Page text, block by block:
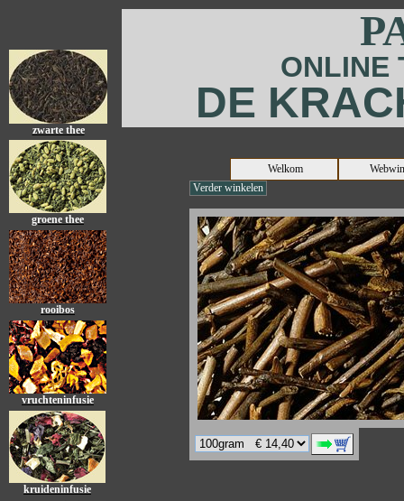
kruideninfusie
ONLINE
DE
zwarte thee
groene thee
Welkom
rooibos
vruchteninfusie
Verder winkelen